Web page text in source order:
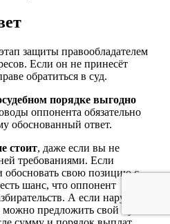
защиты правообладателем
Если он не принесёт
обратиться в суд.
порядке выгодно
оппонента обязательно
обоснованный ответ.
стоит, даже если вы не
требованиями. Если
обосновать свою позицию с
шанс, что оппонент
А если нарушение
предложить свой путь